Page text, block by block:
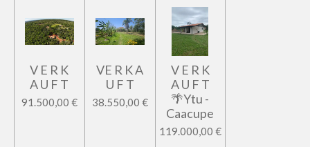
V E R K
A U F T
91.500,00 €
VE R K A
U F T
38.550,00 €
V E R K
A U F T
🌴Ytu -
Caacupe
119.000,00 €